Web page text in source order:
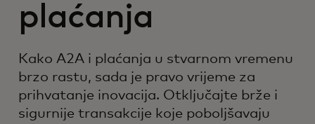
plaćanja
Kako A2A i plaćanja u stvarnom vremenu
brzo rastu, sada je pravo vrijeme za
prihvatanje inovacija. Otključajte brže i
sigurnije transakcije koje poboljšavaju